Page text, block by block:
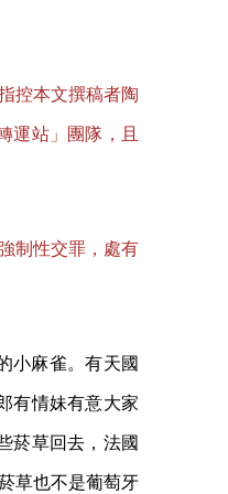
控本文撰稿者陶
運站」團隊，且
制性交罪，處有
小麻雀。有天國
有情妹有意大家
菸草回去，法國
草也不是葡萄牙